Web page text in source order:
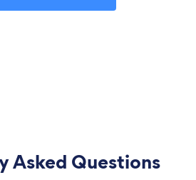
Asked Questions